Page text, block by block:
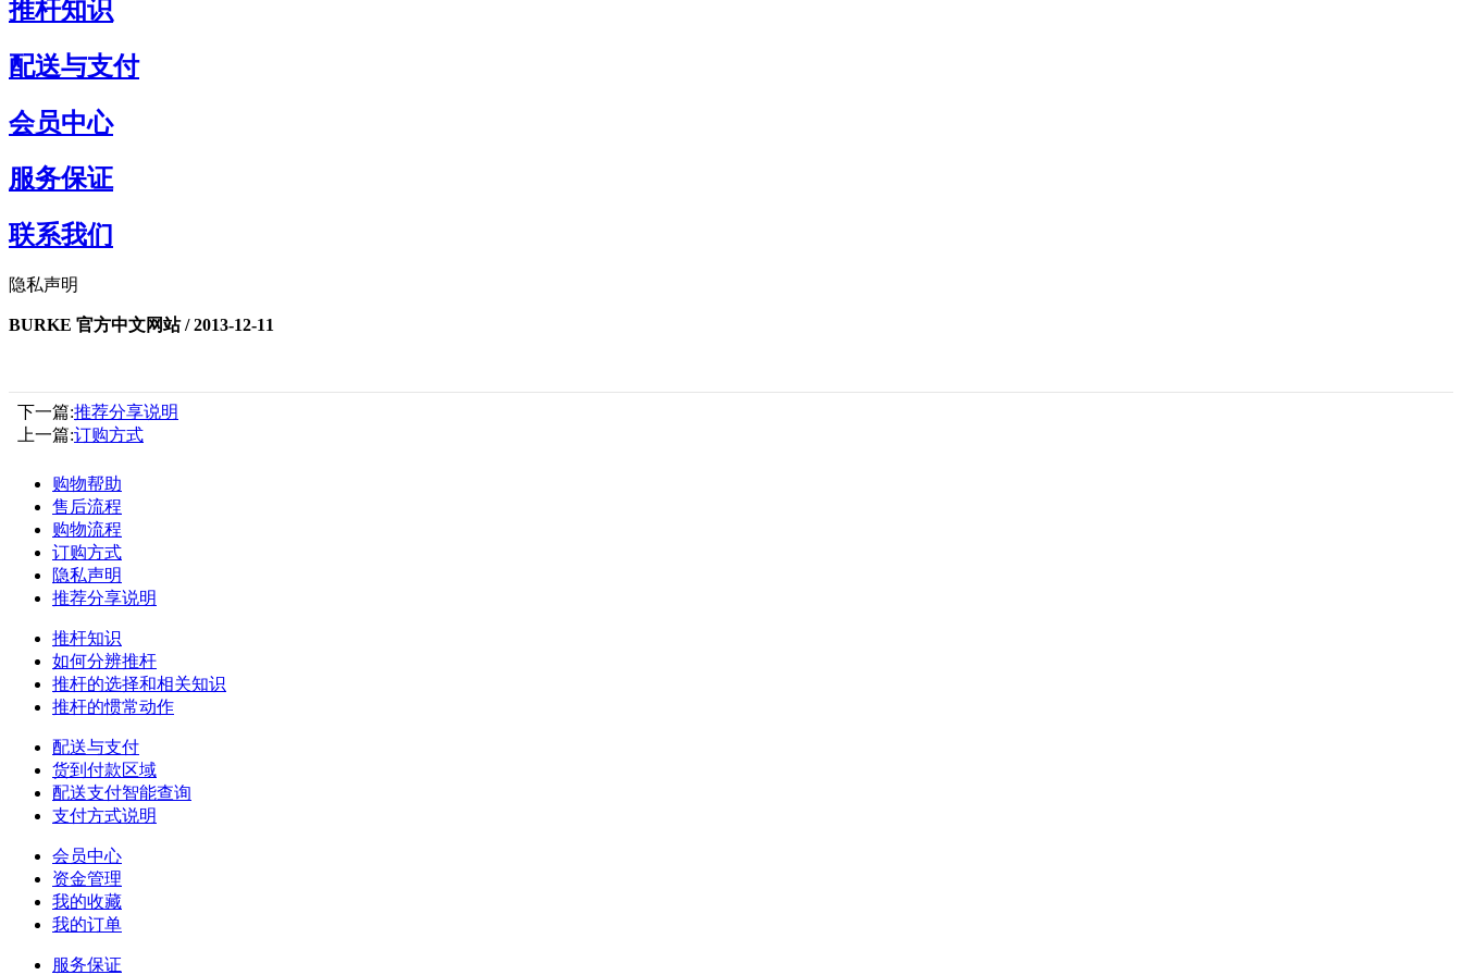
推杆知识
配送与支付
会员中心
服务保证
联系我们
隐私声明
BURKE 官方中文网站 / 2013-12-11
下一篇:推荐分享说明
上一篇:订购方式
购物帮助
售后流程
购物流程
订购方式
隐私声明
推荐分享说明
推杆知识
如何分辨推杆
推杆的选择和相关知识
推杆的惯常动作
配送与支付
货到付款区域
配送支付智能查询
支付方式说明
会员中心
资金管理
我的收藏
我的订单
服务保证